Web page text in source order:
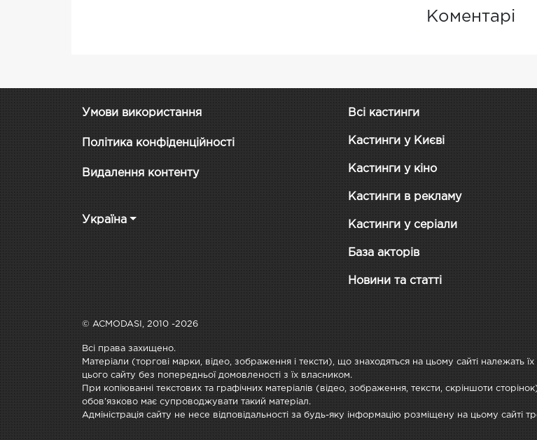
Коментарі
Умови використання
Політика конфіденційності
Видалення контенту
Україна
Всі кастинги
Кастинги у Києві
Кастинги у кіно
Кастинги в рекламу
Кастинги у серіали
База акторів
Новини та статті
© ACMODASI, 2010 -2026
Всі права захищено.
Матеріали (торгові марки, відео, зображення і тексти), що знаходяться на цьому сайті належать
цього сайту без попередньої домовленості з їх власником.
При копіюванні текстових та графічних матеріалів (відео, зображення, тексти, скріншоти
обов'язково має супроводжувати такий матеріал.
Адміністрація сайту не несе відповідальності за будь-яку інформацію розміщену на цьому сайті